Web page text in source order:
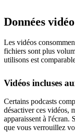
Données vidéo
Les vidéos
fichiers sont plus
utilisons est
Vidéos incluses
Certains podcasts
désactiver ces vidéos,
apparaissent à l'écran.
que vous verrouillez